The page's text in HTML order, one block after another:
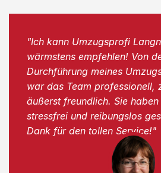
"Ich kann Umzugsprofi
wärmstens empfehlen! Von
Durchführung meines
war das Team professionell,
äußerst freundlich. Sie
stressfrei und reibungslos
Dank für den tollen Service!"